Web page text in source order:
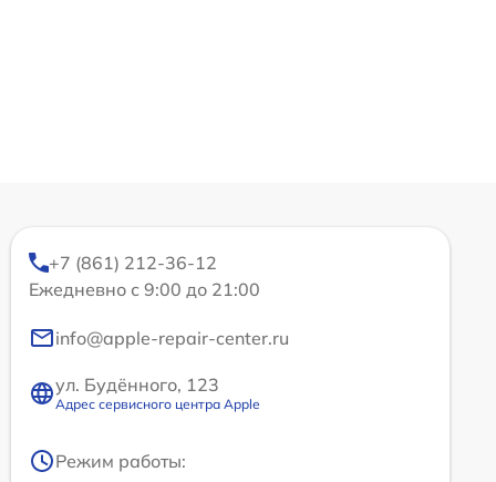
+7 (861) 212-36-12
Ежедневно с 9:00 до 21:00
info@apple-repair-center.ru
ул. Будённого, 123
Адрес сервисного центра Apple
Режим работы: